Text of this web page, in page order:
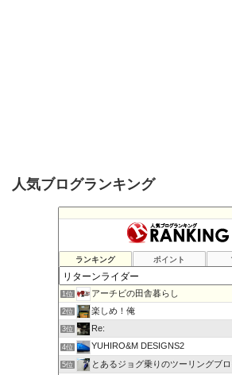
人気ブログランキング
ランキング ポイント
1位 アーチビの田舎暮らし
2位 楽しめ！俺
3位 Re:
4位 YUHIRO&M DESIGNS2
5位 とあるジョグ乗りのツーリングブ